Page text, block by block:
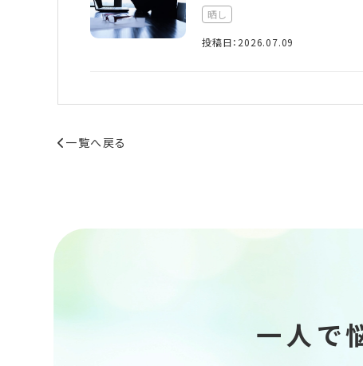
晒し
投稿日：2026.07.09
一覧へ戻る
一人で